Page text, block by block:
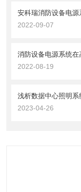
安科瑞消防设备电
2022-09-07
消防设备电源系统
2022-08-19
浅析数据中心照明
2023-04-26